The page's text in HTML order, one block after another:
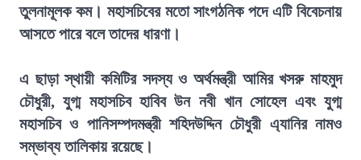
তুলনামূলক কম। মহাসচিবের মতো সাংগঠনিক পদে এটি বিবেচনায়
আসতে পারে বলে তাদের ধারণা।
এ ছাড়া স্থায়ী কমিটির সদস্য ও অর্থমন্ত্রী আমির খসরু মাহমুদ
চৌধুরী, যুগ্ম মহাসচিব হাবিব উন নবী খান সোহেল এবং যুগ্ম
মহাসচিব ও পানিসম্পদমন্ত্রী শহিদউদ্দিন চৌধুরী এ্যানির নামও
সম্ভাব্য তালিকায় রয়েছে।